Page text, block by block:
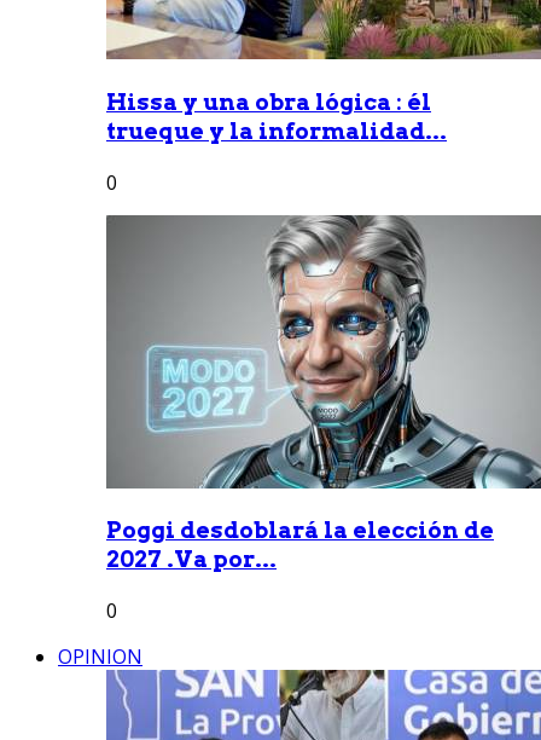
Hissa y una obra lógica : él
trueque y la informalidad...
0
Poggi desdoblará la elección de
2027 .Va por...
0
OPINION